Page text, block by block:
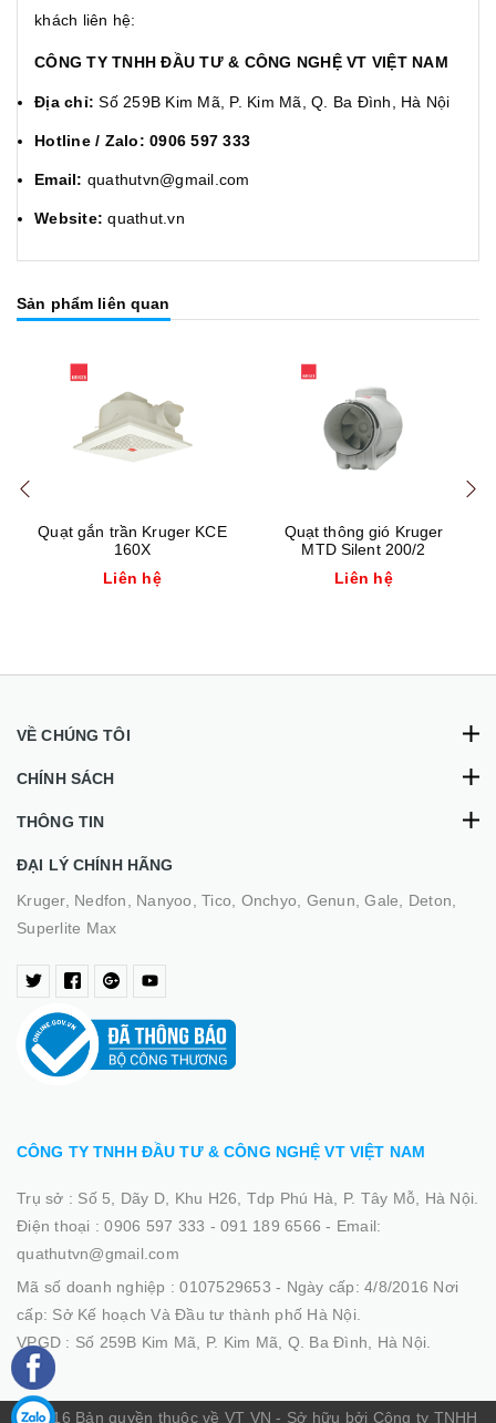
khách liên hệ:
CÔNG TY TNHH ĐẦU TƯ & CÔNG NGHỆ VT VIỆT NAM
Địa chỉ: Số 259B Kim Mã, P. Kim Mã, Q. Ba Đình, Hà Nội
Hotline / Zalo: 0906 597 333
Email: quathutvn@gmail.com
Website: quathut.vn
Sản phẩm liên quan
Quạt gắn trần Kruger KCE
160X
Liên hệ
Quạt thông gió Kruger
MTD Silent 200/2
Liên hệ
VỀ CHÚNG TÔI
CHÍNH SÁCH
THÔNG TIN
ĐẠI LÝ CHÍNH HÃNG
Kruger, Nedfon, Nanyoo, Tico, Onchyo, Genun, Gale, Deton,
Superlite Max
CÔNG TY TNHH ĐẦU TƯ & CÔNG NGHỆ VT VIỆT NAM
Trụ sở : Số 5, Dãy D, Khu H26, Tdp Phú Hà, P. Tây Mỗ, Hà Nội.
Điện thoại :0906 597 333 - 091 189 6566 - Email:
quathutvn@gmail.com
Mã số doanh nghiệp :0107529653 - Ngày cấp: 4/8/2016 Nơi
cấp: Sở Kế hoạch Và Đầu tư thành phố Hà Nội.
VPGD : Số 259B Kim Mã, P. Kim Mã, Q. Ba Đình, Hà Nội.
© 2016 Bản quyền thuộc về VT VN - Sở hữu bởi Công ty TNHH